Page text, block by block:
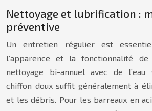
Nettoyage et lubrification :
préventive
Un entretien régulier est
l’apparence et la fonctionnalité
nettoyage bi-annuel avec de l’eau
chiffon doux suffit généralement à
et les débris. Pour les barreaux en